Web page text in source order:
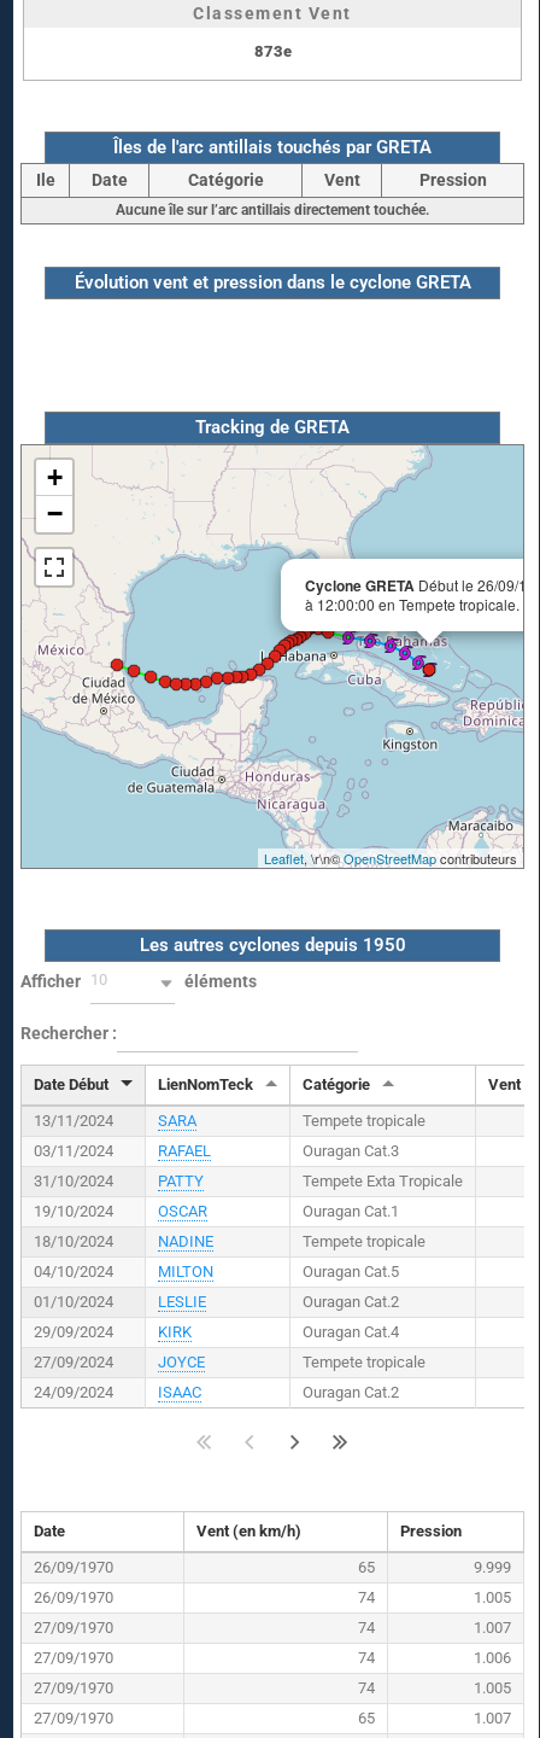
Classement Vent
873e
Îles de l'arc antillais touchés par GRETA
Ile Date Catégorie Vent Pression
Aucune île sur l’arc antillais directement touchée.
Évolution vent et pression dans le cyclone GRETA
Tracking de GRETA
Cyclone GRETA Début le 26/09/
à 12:00:00 en Tempete tropicale.
+
−
Leaflet, \r\n©OpenStreetMapcontributeurs
Les autres cyclones depuis 1950
Afficher 10 éléments
Rechercher :
Date Début LienNomTeck Catégorie Vent (
13/11/2024
SARA
Tempete tropicale
03/11/2024
RAFAEL
Ouragan Cat.3
31/10/2024
PATTY
Tempete Exta Tropicale
19/10/2024
OSCAR
Ouragan Cat.1
18/10/2024
NADINE
Tempete tropicale
04/10/2024
MILTON
Ouragan Cat.5
01/10/2024
LESLIE
Ouragan Cat.2
29/09/2024
KIRK
Ouragan Cat.4
27/09/2024
JOYCE
Tempete tropicale
24/09/2024
ISAAC Ouragan Cat.2
Date Vent (en km/h)
Pression
26/09/1970
65
9.999
26/09/1970
74
1.005
27/09/1970
74
1.007
27/09/1970
74
1.006
27/09/1970
74
1.005
27/09/1970
65
1.007